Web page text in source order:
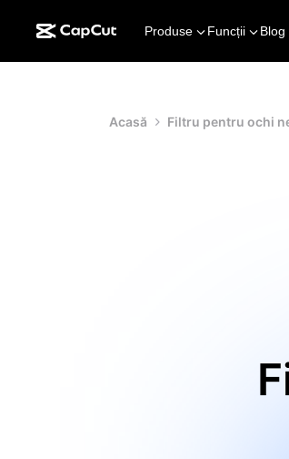
Produse Funcții Blog
Acasă Filtru pentru ochi